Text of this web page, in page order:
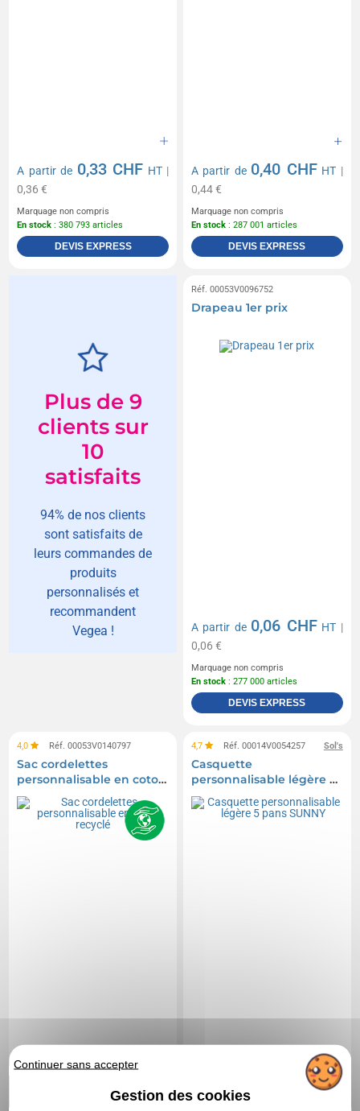
A partir de 0,33 CHF HT|
0,36 €
Marquage non compris
En stock : 380 793 articles
DEVIS EXPRESS
A partir de 0,40 CHF HT |
0,44 €
Marquage non compris
En stock : 287 001 articles
DEVIS EXPRESS
Plus de 9
clients sur
10
satisfaits
94% de nos clients
sont satisfaits de
leurs commandes de
produits
personnalisés et
recommandent
Vegea !
Réf. 00053V0096752
Drapeau 1er prix
A partir de 0,06 CHF HT |
0,06 €
Marquage non compris
En stock : 277 000 articles
DEVIS EXPRESS
4,0 Réf. 00053V0140797
Sac cordelettes
personnalisable en coton
recyclé
Sol's
4,7 Réf. 00014V0054257
Casquette
personnalisable légère 5
pans SUNNY
1,23 CHFHT|
1,34 €
Continuer sans accepter
Gestion des cookies